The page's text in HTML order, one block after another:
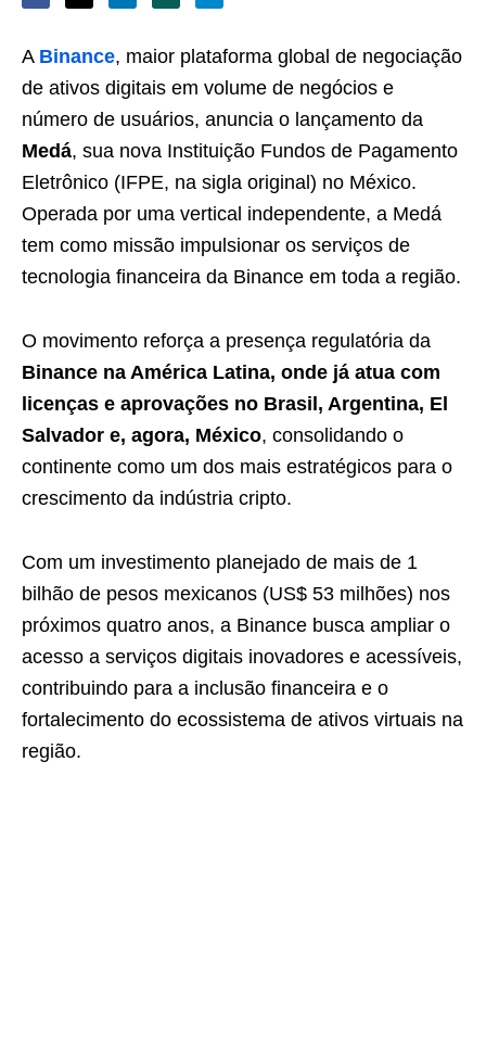
A Binance, maior plataforma global de negociação
de ativos digitais em volume de negócios e
número de usuários, anuncia o lançamento da
Medá, sua nova Instituição Fundos de Pagamento
Eletrônico (IFPE, na sigla original) no México.
Operada por uma vertical independente, a Medá
tem como missão impulsionar os serviços de
tecnologia financeira da Binance em toda a região.
O movimento reforça a presença regulatória da
Binance na América Latina, onde já atua com
licenças e aprovações no Brasil, Argentina, El
Salvador e, agora, México, consolidando o
continente como um dos mais estratégicos para o
crescimento da indústria cripto.
Com um investimento planejado de mais de 1
bilhão de pesos mexicanos (US$ 53 milhões) nos
próximos quatro anos, a Binance busca ampliar o
acesso a serviços digitais inovadores e acessíveis,
contribuindo para a inclusão financeira e o
fortalecimento do ecossistema de ativos virtuais na
região.